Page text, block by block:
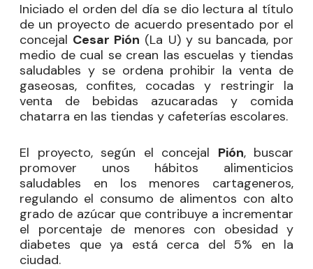
Iniciado el orden del día se dio lectura al título
de un proyecto de acuerdo presentado por el
concejal Cesar Pión (La U) y su bancada, por
medio de cual se crean las escuelas y tiendas
saludables y se ordena prohibir la venta de
gaseosas, confites, cocadas y restringir la
venta de bebidas azucaradas y comida
chatarra en las tiendas y cafeterías escolares.
El proyecto, según el concejal Pión, buscar
promover unos hábitos alimenticios
saludables en los menores cartageneros,
regulando el consumo de alimentos con alto
grado de azúcar que contribuye a incrementar
el porcentaje de menores con obesidad y
diabetes que ya está cerca del 5% en la
ciudad.